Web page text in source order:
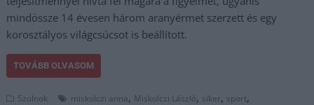
mindössze 14 évesen három aranyérmet szerzett és egy
korosztályos világcsúcsot is beállított.
TOVÁBB OLVASOM
Szolnok miskolczi anna, Miskolczi László, siker, sport,